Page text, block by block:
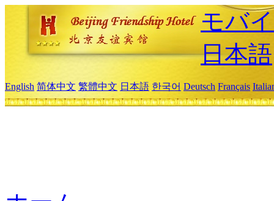
モバ
日本語
English 简体中文 繁體中文 日本語 한국어 Deutsch Français